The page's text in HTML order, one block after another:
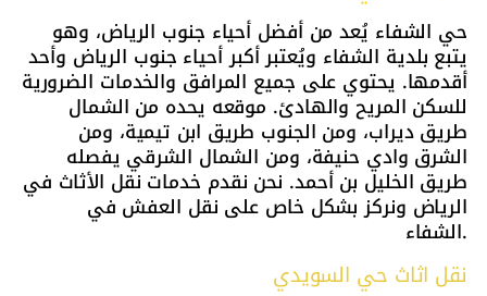
حي الشفاء يُعد من أفضل أحياء جنوب الرياض، وهو
يتبع بلدية الشفاء ويُعتبر أكبر أحياء جنوب الرياض وأحد
أقدمها. يحتوي على جميع المرافق والخدمات الضرورية
للسكن المريح والهادئ. موقعه يحده من الشمال
طريق ديراب، ومن الجنوب طريق ابن تيمية، ومن
الشرق وادي حنيفة، ومن الشمال الشرقي يفصله
طريق الخليل بن أحمد. نحن نقدم خدمات نقل الأثاث في
الرياض ونركز بشكل خاص على نقل العفش في
الشفاء.
نقل اثاث حي السويدي